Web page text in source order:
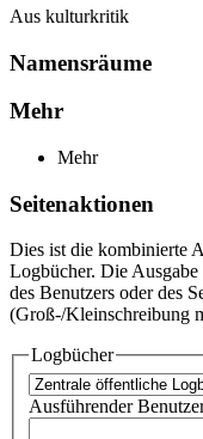
Aus kulturkritik
Namensräume
Mehr
Mehr
Seitenaktionen
Dies ist die kombinierte
Logbücher. Die
des Benutzers oder des
(Groß-/Kleinschreibung
Logbücher
Ausführender